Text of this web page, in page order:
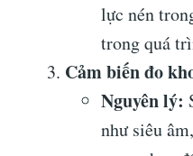
lực nén
trong quá
Cảm biến đo
Nguyên lý:
như siêu